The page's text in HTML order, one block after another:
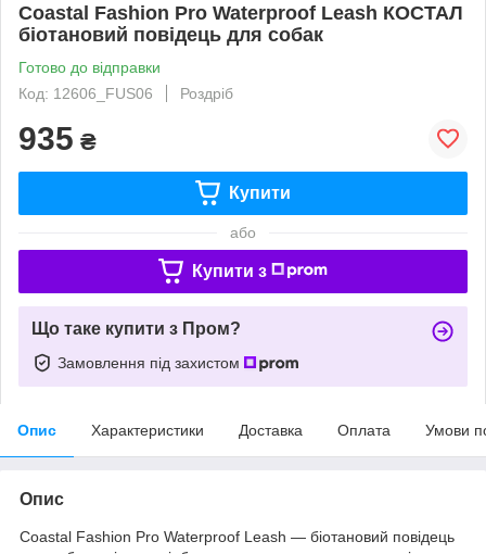
Coastal Fashion Pro Waterproof Leash КОСТАЛ
біотановий повідець для собак
Готово до відправки
Код: 12606_FUS06
Роздріб
935 ₴
Купити
або
Купити з
Що таке купити з Пром?
Замовлення під захистом
Опис Характеристики Доставка Оплата Умови
Опис
Coastal Fashion Pro Waterproof Leash — біотановий повідець